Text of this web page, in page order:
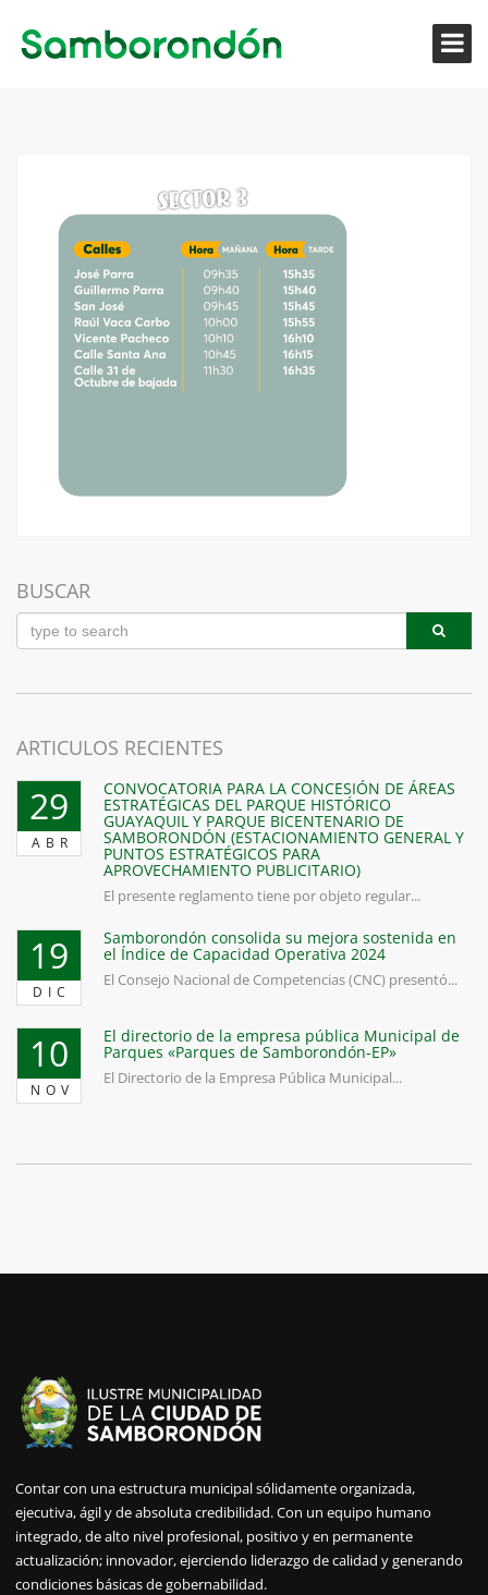
BUSCAR
ARTICULOS RECIENTES
29
ABR
CONVOCATORIA PARA LA CONCESIÓN DE ÁREAS
ESTRATÉGICAS DEL PARQUE HISTÓRICO
GUAYAQUIL Y PARQUE BICENTENARIO DE
SAMBORONDÓN (ESTACIONAMIENTO GENERAL Y
PUNTOS ESTRATÉGICOS PARA
APROVECHAMIENTO PUBLICITARIO)
El presente reglamento tiene por objeto regular...
19
DIC
Samborondón consolida su mejora sostenida en
el Índice de Capacidad Operativa 2024
El Consejo Nacional de Competencias (CNC) presentó...
10
NOV
El directorio de la empresa pública Municipal de
Parques «Parques de Samborondón-EP»
El Directorio de la Empresa Pública Municipal...
Contar con una estructura municipal sólidamente organizada,
ejecutiva, ágil y de absoluta credibilidad. Con un equipo humano
integrado, de alto nivel profesional, positivo y en permanente
actualización; innovador, ejerciendo liderazgo de calidad y generando
condiciones básicas de gobernabilidad.